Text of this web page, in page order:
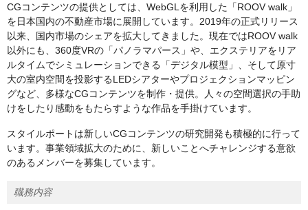
CGコンテンツの提供としては、WebGLを利用した「ROOV walk」
を日本国内の不動産市場に展開しています。2019年の正式リリース
以来、国内市場のシェアを拡大してきました。現在ではROOV walk
以外にも、360度VRの「パノラマパース」や、エクステリアをリア
ルタイムでシミュレーションできる「デジタル模型」、そして原寸
大の室内空間を投影するLEDシアターやプロジェクションマッピン
グなど、多様なCGコンテンツを制作・提供。人々の空間選択の手助
けをしたり感動をもたらすような作品を手掛けています。
スタイルポートは新しいCGコンテンツの研究開発も積極的に行って
います。事業領域拡大のために、新しいことへチャレンジする意欲
のあるメンバーを募集しています。
職務内容